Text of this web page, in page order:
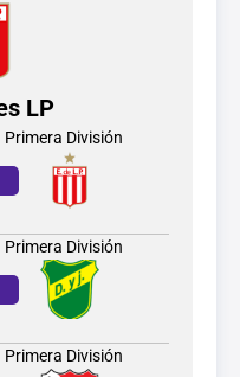
LP
División
División
División